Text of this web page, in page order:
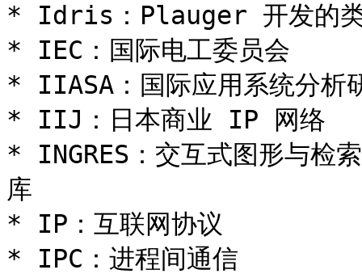
* Idris：Plauger 开发的
* IEC：国际电工委员会
* IIASA：国际应用系统分析
* IIJ：日本商业 IP 网络
* INGRES：交互式图形与检
库
* IP：互联网协议
* IPC：进程间通信